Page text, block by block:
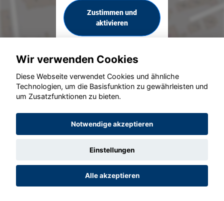
Zustimmen und
aktivieren
© konjunkturmotor.de GmbH 2020 - 2026
Wir verwenden Cookies
Diese Webseite verwendet Cookies und ähnliche
Technologien, um die Basisfunktion zu gewährleisten und
um Zusatzfunktionen zu bieten.
Notwendige akzeptieren
Einstellungen
Alle akzeptieren